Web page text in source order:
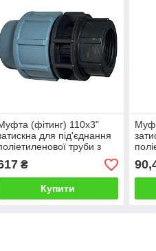
(фітинг) 110х3"
для під'єднання
труби з
₴
Купити